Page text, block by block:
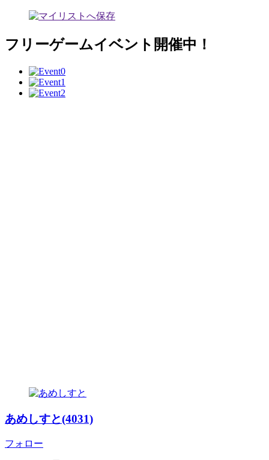
フリーゲームイベント開催中！
あめしすと(4031)
フォロー